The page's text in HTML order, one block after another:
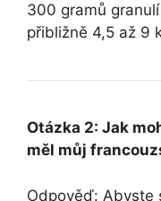
300 gramů
přibližně 4,5 až 9
Otázka 2: Jak
měl můj
Odpověď: Abyste